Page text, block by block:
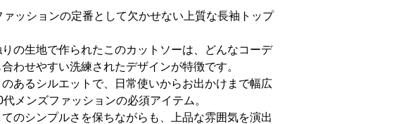
ッションの定番として欠かせない上質な長袖トップ
の生地で作られたこのカットソーは、どんなコーデ
わせやすい洗練されたデザインが特徴です。
あるシルエットで、日常使いからお出かけまで幅広
代メンズファッションの必須アイテム。
てのシンプルさを保ちながらも、上品な雰囲気を演出